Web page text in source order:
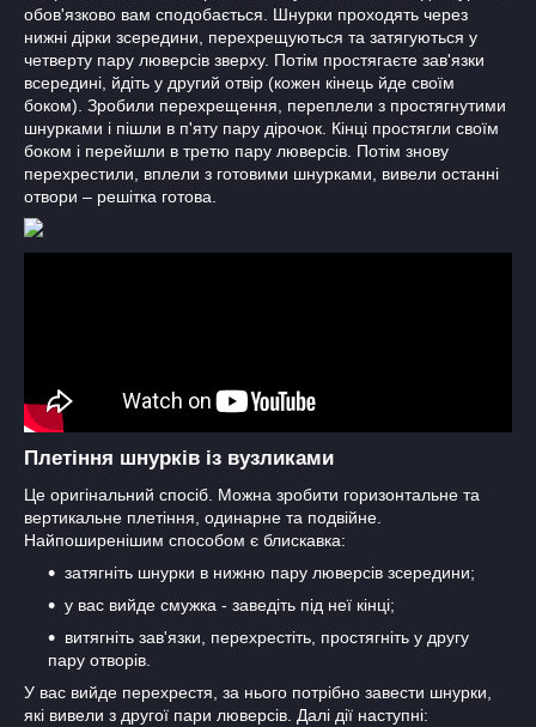
обов'язково вам сподобається. Шнурки проходять через
нижні дірки зсередини, перехрещуються та затягуються у
четверту пару люверсів зверху. Потім простягаєте зав'язки
всередині, йдіть у другий отвір (кожен кінець йде своїм
боком). Зробили перехрещення, переплели з простягнутими
шнурками і пішли в п'яту пару дірочок. Кінці простягли своїм
боком і перейшли в третю пару люверсів. Потім знову
перехрестили, вплели з готовими шнурками, вивели останні
отвори – решітка готова.
Плетіння шнурків із вузликами
Це оригінальний спосіб. Можна зробити горизонтальне та
вертикальне плетіння, одинарне та подвійне.
Найпоширенішим способом є блискавка:
затягніть шнурки в нижню пару люверсів зсередини;
у вас вийде смужка - заведіть під неї кінці;
витягніть зав'язки, перехрестіть, простягніть у другу
пару отворів.
У вас вийде перехрестя, за нього потрібно завести шнурки,
які вивели з другої пари люверсів. Далі дії наступні: